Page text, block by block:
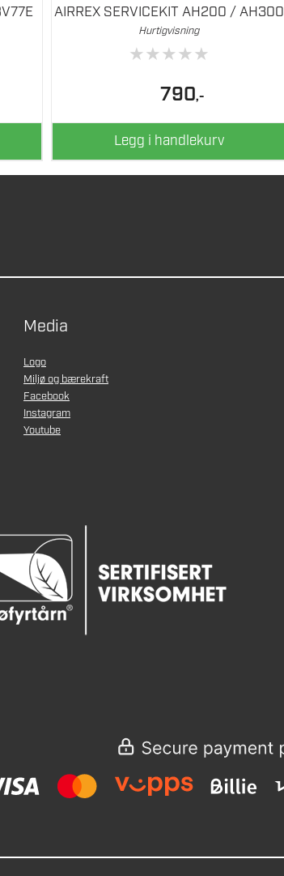
AIRREX SERVICEKIT AH200 / AH300
Hurtigvisning
★★★★★
790,-
Legg i handlekurv
Media
Logo
Miljø og bærekraft
Facebook
Instagram
Youtube